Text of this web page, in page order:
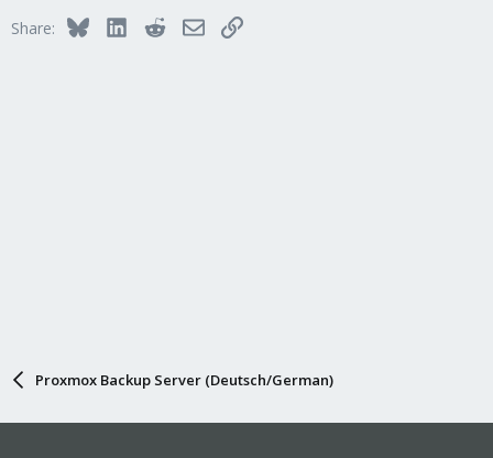
o
Share: BlueskyLinkedInRedditEmailLink
Proxmox Backup Server (Deutsch/German)